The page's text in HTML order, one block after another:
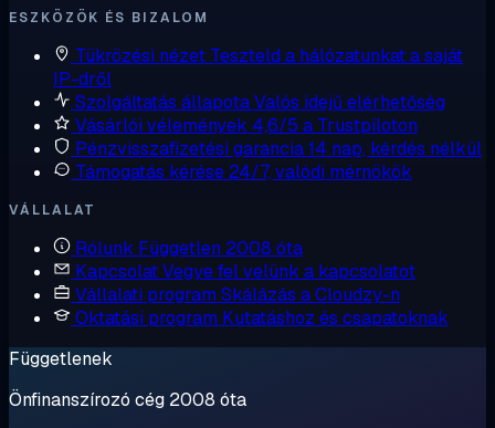
ESZKÖZÖK ÉS BIZALOM
Tükrözési nézet Teszteld a hálózatunkat a saját
IP-dről
Szolgáltatás állapotaValós idejű elérhetőség
Vásárlói vélemények 4,6/5 a Trustpiloton
Pénzvisszafizetési garancia14 nap, kérdés nélkül
Támogatás kérése 24/7, valódi mérnökök
VÁLLALAT
Rólunk Független 2008 óta
KapcsolatVegye fel velünk a kapcsolatot
Vállalati program Skálázás a Cloudzy-n
Oktatási program Kutatáshoz és csapatoknak
Függetlenek
Önfinanszírozó cég 2008 óta